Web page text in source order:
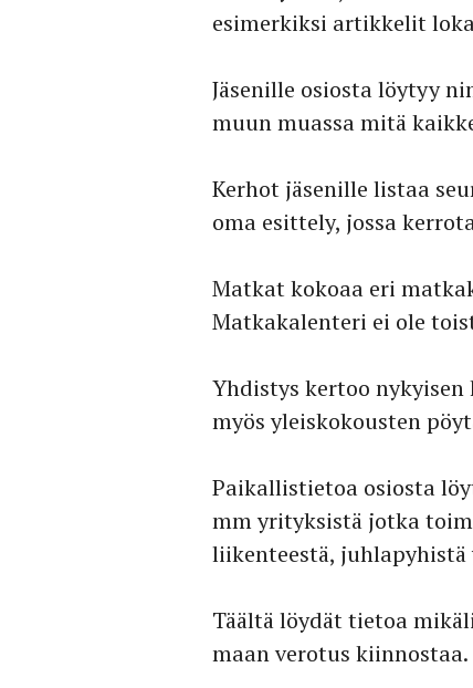
esimerkiksi artikkelit
Jäsenille osiosta löytyy
muun muassa mitä
Kerhot jäsenille listaa
oma esittely, jossa
Matkat kokoaa eri
Matkakalenteri ei ole
Yhdistys kertoo
myös yleiskokousten
Paikallistietoa osiosta
mm yrityksistä jotka
liikenteestä, juhlapyhistä
Täältä löydät tietoa
maan verotus kiinnostaa.